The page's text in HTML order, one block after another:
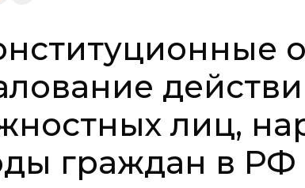
лиц,
граждан в РФ